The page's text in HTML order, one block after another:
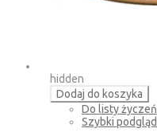
hidden
Dodaj do koszyka
Do listy życzeń
Szybki podgląd